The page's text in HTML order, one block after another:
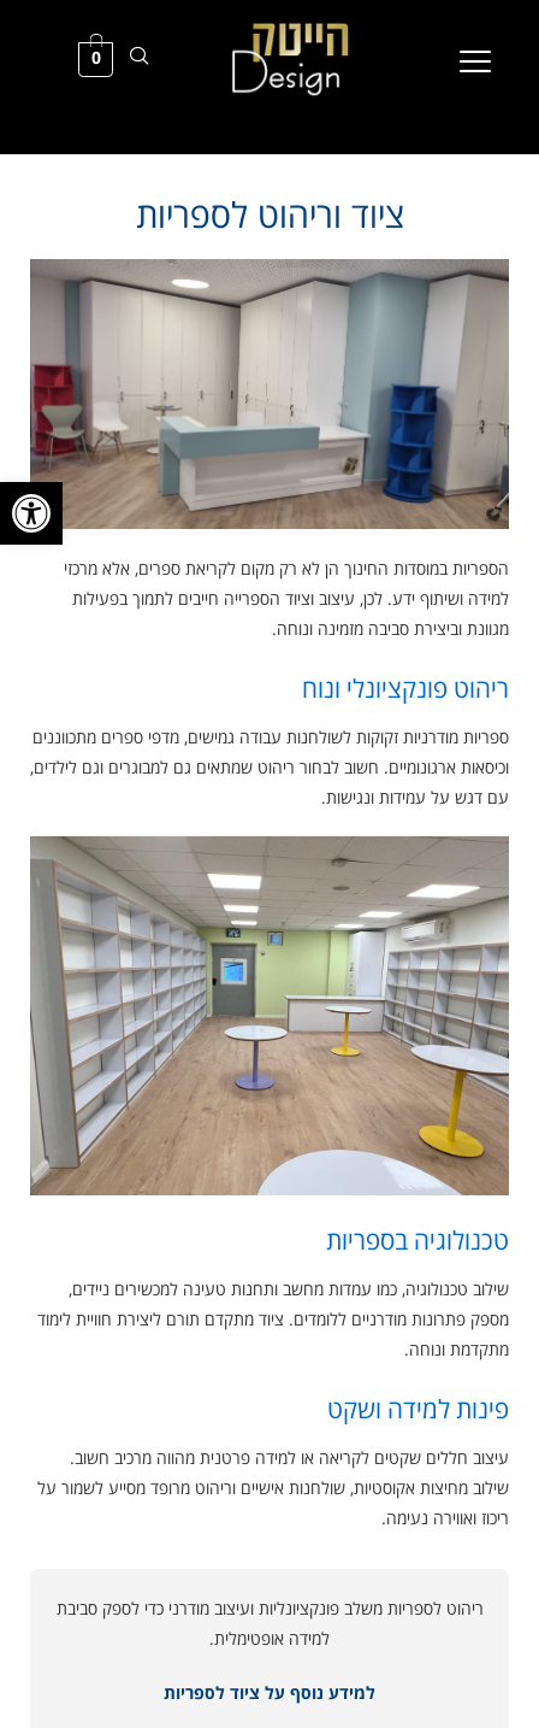
פתח
0
ציוד וריהוט לספריות
הספריות במוסדות החינוך הן לא רק מקום לקריאת ספרים, אלא מרכזי
למידה ושיתוף ידע. לכן, עיצוב וציוד הספרייה חייבים לתמוך בפעילות
מגוונת וביצירת סביבה מזמינה ונוחה.
ריהוט פונקציונלי ונוח
ספריות מודרניות זקוקות לשולחנות עבודה גמישים, מדפי ספרים מתכווננים
וכיסאות ארגונומיים. חשוב לבחור ריהוט שמתאים גם למבוגרים וגם לילדים,
עם דגש על עמידות ונגישות.
טכנולוגיה בספריות
שילוב טכנולוגיה, כמו עמדות מחשב ותחנות טעינה למכשירים ניידים,
מספק פתרונות מודרניים ללומדים. ציוד מתקדם תורם ליצירת חוויית לימוד
מתקדמת ונוחה.
פינות למידה ושקט
עיצוב חללים שקטים לקריאה או למידה פרטנית מהווה מרכיב חשוב.
שילוב מחיצות אקוסטיות, שולחנות אישיים וריהוט מרופד מסייע לשמור על
ריכוז ואווירה נעימה.
ריהוט לספריות משלב פונקציונליות ועיצוב מודרני כדי לספק סביבת
למידה אופטימלית.
למידע נוסף על ציוד לספריות